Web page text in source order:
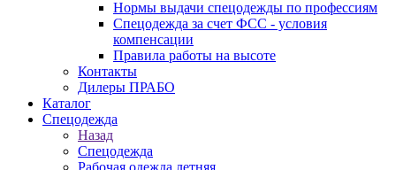
Нормы выдачи спецодежды по профессиям
Спецодежда за счет ФСС - условия
компенсации
Правила работы на высоте
Контакты
Дилеры ПРАБО
Каталог
Спецодежда
Назад
Спецодежда
Рабочая одежда летняя